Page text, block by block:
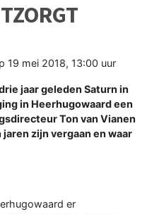
19 mei 2018, 13:00 uur
jaar geleden Saturn in
in Heerhugowaard een
Ton van Vianen
zijn vergaan en waar
er